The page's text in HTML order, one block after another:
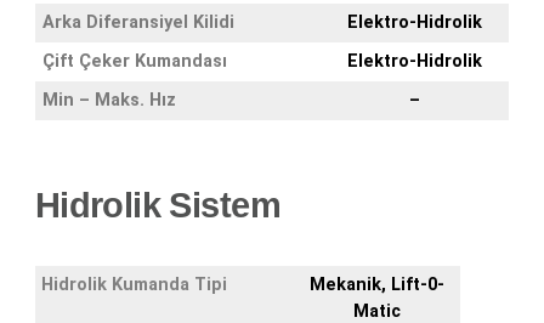
Arka Diferansiyel Kilidi
Elektro-Hidrolik
Çift Çeker Kumandası
Elektro-Hidrolik
Min – Maks. Hız
–
Hidrolik Sistem
Hidrolik Kumanda Tipi
Mekanik, Lift-0-
Matic